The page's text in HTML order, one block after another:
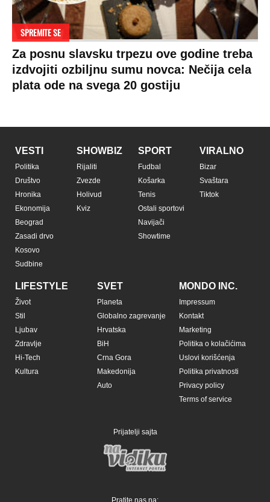
SPREMITE SE
Za posnu slavsku trpezu ove godine treba
izdvojiti ozbiljnu sumu novca: Nečija cela
plata ode na svega 20 gostiju
VESTI
Politika
Društvo
Hronika
Ekonomija
Beograd
Zasadi drvo
Kosovo
Sudbine
SHOWBIZ
Rijaliti
Zvezde
Holivud
Kviz
SPORT
Fudbal
Košarka
Tenis
Ostali sportovi
Navijači
Showtime
VIRALNO
Bizar
Svaštara
Tiktok
LIFESTYLE
Život
Stil
Ljubav
Zdravlje
Hi-Tech
Kultura
SVET
Planeta
Globalno zagrevanje
Hrvatska
BiH
Crna Gora
Makedonija
Auto
MONDO INC.
Impressum
Kontakt
Marketing
Politika o kolačićima
Uslovi korišćenja
Politika privatnosti
Privacy policy
Terms of service
Prijatelji sajta
Pratite nas na: